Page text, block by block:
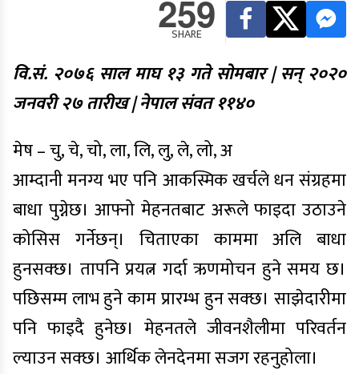
259
SHARE
वि.सं. २०७६ साल माघ १३ गते सोमबार | सन् २०२०
जनवरी २७ तारीख | नेपाल संवत ११४०
मेष – चु, चे, चो, ला, लि, लु, ले, लो, अ
आम्दानी मनग्य भए पनि आकस्मिक खर्चले धन संग्रहमा
बाधा पुग्नेछ। आफ्नो मेहनतबाट अरूले फाइदा उठाउने
कोसिस गर्नेछन्। चिताएका काममा अलि बाधा
हुनसक्छ। तापनि प्रयत्न गर्दा ऋणमोचन हुने समय छ।
पछिसम्म लाभ हुने काम प्रारम्भ हुन सक्छ। साझेदारीमा
पनि फाइदै हुनेछ। मेहनतले जीवनशैलीमा परिवर्तन
ल्याउन सक्छ। आर्थिक लेनदेनमा सजग रहनुहोला।